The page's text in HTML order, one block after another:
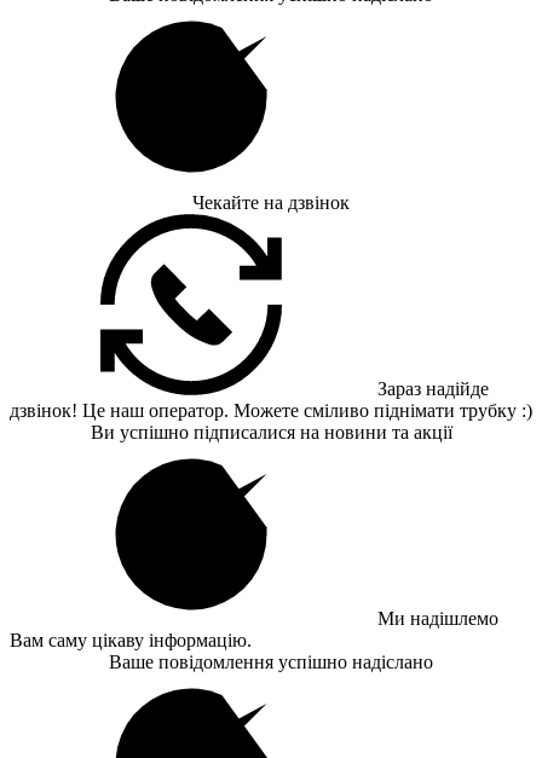
Чекайте на дзвінок
Зараз надійде
дзвінок! Це наш оператор. Можете сміливо піднімати трубку :)
Ви успішно підписалися на новини та акції
Ми надішлемо
Вам саму цікаву інформацію.
Ваше повідомлення успішно надіслано